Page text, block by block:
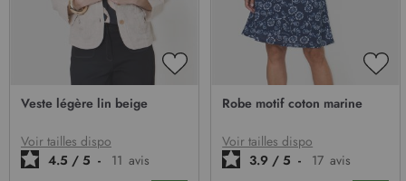
D’ENVIE
Veste légère lin beige
Voir tailles dispo
4.5 / 5 - 11 avis
Robe motif coton marine
Voir tailles dispo
3.9 / 5 - 17 avis